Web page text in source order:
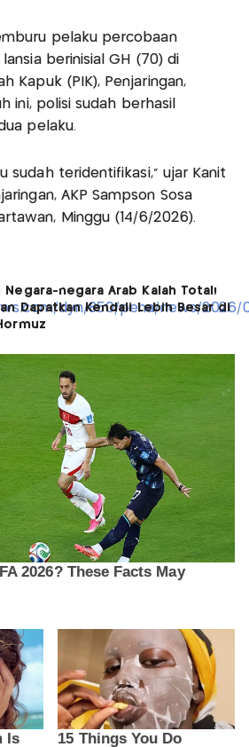
pelaku percobaan
berinisial GH (70) di
Kapuk (PIK), Penjaringan,
ini, polisi sudah berhasil
pelaku.
sudah teridentifikasi," ujar Kanit
AKP Sampson Sosa
Minggu (14/6/2026).
Negara-negara Arab Kalah Total!
Dapatkan Kendali Lebih Besar di